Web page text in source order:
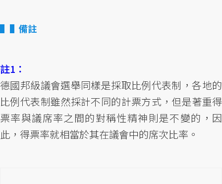
▌備註
註1：
德國邦級議會選舉同樣是採取比例代表制，各地的
比例代表制雖然採計不同的計票方式，但是著重得
票率與議席率之間的對稱性精神則是不變的，因
此，得票率就相當於其在議會中的席次比率。